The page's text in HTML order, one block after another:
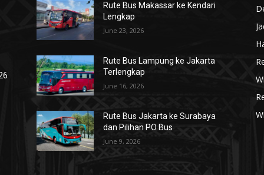
Rute Bus Makassar ke Kendari
Lengkap
June 23, 2026
Rute Bus Lampung ke Jakarta
Terlengkap
June 16, 2026
Rute Bus Jakarta ke Surabaya
dan Pilihan PO Bus
June 9, 2026